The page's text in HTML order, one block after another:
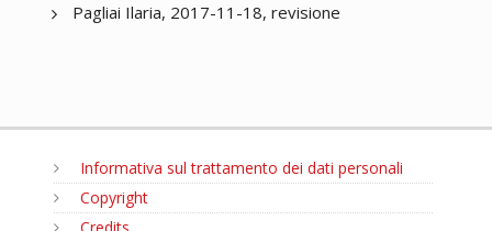
Pagliai Ilaria, 2017-11-18, revisione
Informativa sul trattamento dei dati personali
Copyright